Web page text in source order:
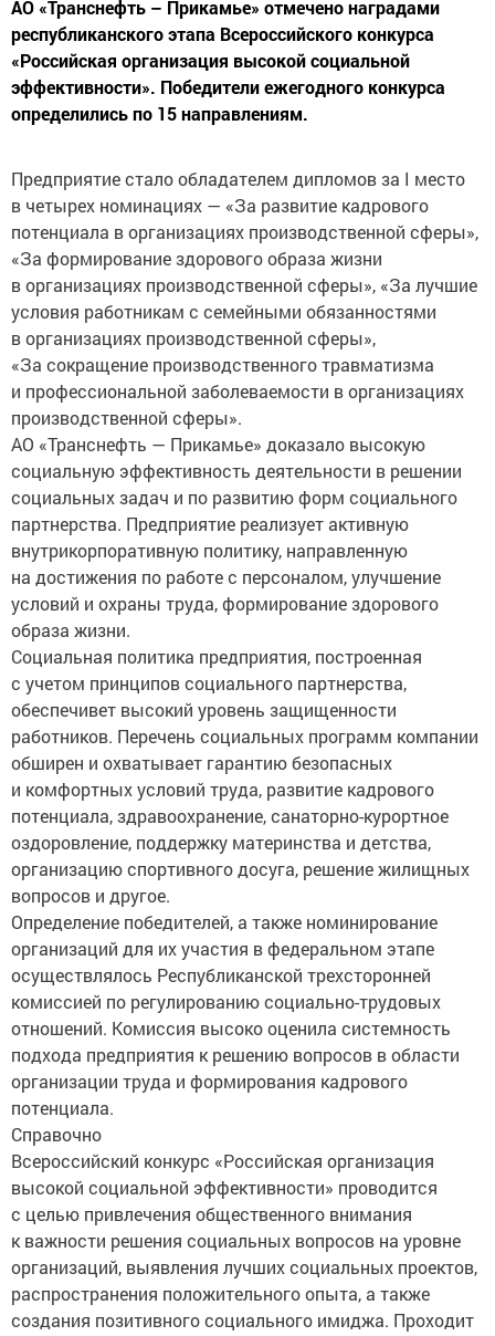
АО «Транснефть – Прикамье» отмечено наградами
республиканского этапа Всероссийского конкурса
«Российская организация высокой социальной
эффективности». Победители ежегодного конкурса
определились по 15 направлениям.
Предприятие стало обладателем дипломов за I место
в четырех номинациях — «За развитие кадрового
потенциала в организациях производственной сферы»,
«За формирование здорового образа жизни
в организациях производственной сферы», «За лучшие
условия работникам с семейными обязанностями
в организациях производственной сферы»,
«За сокращение производственного травматизма
и профессиональной заболеваемости в организациях
производственной сферы».
АО «Транснефть — Прикамье» доказало высокую
социальную эффективность деятельности в решении
социальных задач и по развитию форм социального
партнерства. Предприятие реализует активную
внутрикорпоративную политику, направленную
на достижения по работе с персоналом, улучшение
условий и охраны труда, формирование здорового
образа жизни.
Социальная политика предприятия, построенная
с учетом принципов социального партнерства,
обеспечивет высокий уровень защищенности
работников. Перечень социальных программ компании
обширен и охватывает гарантию безопасных
и комфортных условий труда, развитие кадрового
потенциала, здравоохранение, санаторно-курортное
оздоровление, поддержку материнства и детства,
организацию спортивного досуга, решение жилищных
вопросов и другое.
Определение победителей, а также номинирование
организаций для их участия в федеральном этапе
осуществлялось Республиканской трехсторонней
комиссией по регулированию социально-трудовых
отношений. Комиссия высоко оценила системность
подхода предприятия к решению вопросов в области
организации труда и формирования кадрового
потенциала.
Справочно
Всероссийский конкурс «Российская организация
высокой социальной эффективности» проводится
с целью привлечения общественного внимания
к важности решения социальных вопросов на уровне
организаций, выявления лучших социальных проектов,
распространения положительного опыта, а также
создания позитивного социального имиджа. Проходит